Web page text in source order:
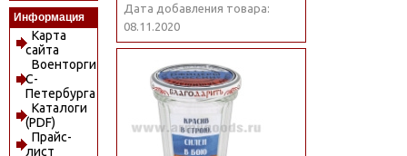
Информация
Карта
сайта
Военторги
С-
Петербурга
Каталоги
(PDF)
Прайс-
лист
Дата добавления товара:
08.11.2020